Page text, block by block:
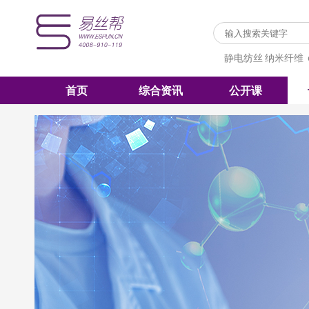
静电纺丝 纳米纤维
首页 综合资讯 公开课